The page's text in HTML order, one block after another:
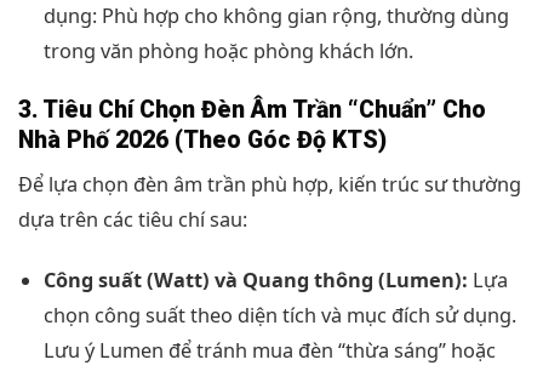
dụng: Phù hợp cho không gian rộng, thường dùng
trong văn phòng hoặc phòng khách lớn.
3. Tiêu Chí Chọn Đèn Âm Trần “Chuẩn” Cho
Nhà Phố 2026 (Theo Góc Độ KTS)
Để lựa chọn đèn âm trần phù hợp, kiến trúc sư thường
dựa trên các tiêu chí sau:
Công suất (Watt) và Quang thông (Lumen): Lựa
chọn công suất theo diện tích và mục đích sử dụng.
Lưu ý Lumen để tránh mua đèn “thừa sáng” hoặc